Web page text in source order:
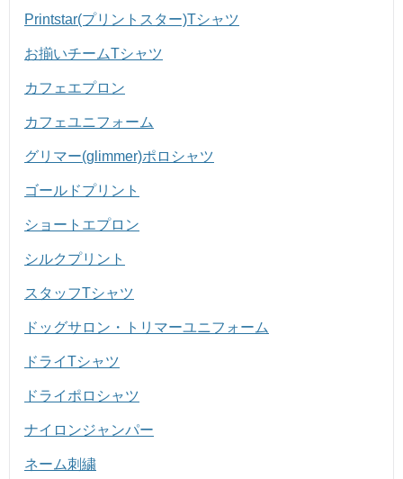
Printstar(プリントスター)Tシャツ
お揃いチームTシャツ
カフェエプロン
カフェユニフォーム
グリマー(glimmer)ポロシャツ
ゴールドプリント
ショートエプロン
シルクプリント
スタッフTシャツ
ドッグサロン・トリマーユニフォーム
ドライTシャツ
ドライポロシャツ
ナイロンジャンパー
ネーム刺繍